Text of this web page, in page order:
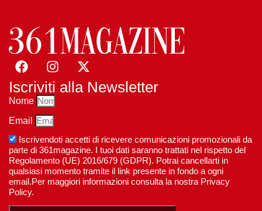
Iscriviti alla Newsletter
Nome
Email
Iscrivendoti accetti di ricevere comunicazioni promozionali da
parte di 361magazine. I tuoi dati saranno trattati nel rispetto del
Regolamento (UE) 2016/679 (GDPR). Potrai cancellarti in
qualsiasi momento tramite il link presente in fondo a ogni
email.Per maggiori informazioni consulta la nostra Privacy
Policy.